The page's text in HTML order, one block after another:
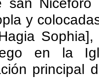
y
en la
principal